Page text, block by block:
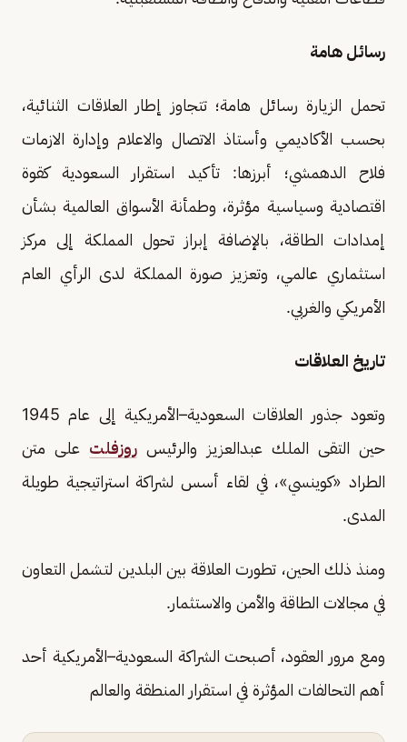
رسائل هامة
تحمل الزيارة رسائل هامة؛ تتجاوز إطار العلاقات الثنائية،
بحسب الأكاديمي وأستاذ الاتصال والاعلام وإدارة الازمات
فلاح الدهمشي؛ أبرزها: تأكيد استقرار السعودية كقوة
اقتصادية وسياسية مؤثرة، وطمأنة الأسواق العالمية بشأن
إمدادات الطاقة، بالإضافة إبراز تحول المملكة إلى مركز
استثماري عالمي، وتعزيز صورة المملكة لدى الرأي العام
الأمريكي والغربي.
تاريخ العلاقات
وتعود جذور العلاقات السعودية–الأمريكية إلى عام 1945
حين التقى الملك عبدالعزيز والرئيس روزفلت على متن
الطراد «كوينسي»، في لقاء أسس لشراكة استراتيجية طويلة
المدى.
ومنذ ذلك الحين، تطورت العلاقة بين البلدين لتشمل التعاون
في مجالات الطاقة والأمن والاستثمار.
ومع مرور العقود، أصبحت الشراكة السعودية–الأمريكية أحد
أهم التحالفات المؤثرة في استقرار المنطقة والعالم